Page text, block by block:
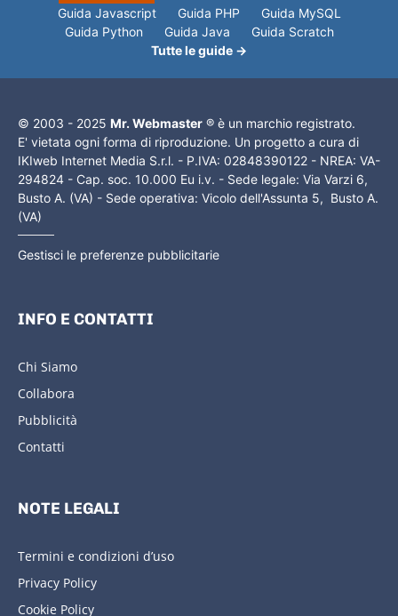
Guida Javascript
Guida PHP
Guida MySQL
Guida Python
Guida Java
Guida Scratch
Tutte le guide →
© 2003 - 2025 Mr. Webmaster ® è un marchio registrato.
E' vietata ogni forma di riproduzione. Un progetto a cura di
IKIweb Internet Media S.r.l. - P.IVA: 02848390122 - NREA: VA-
294824 - Cap. soc. 10.000 Eu i.v. - Sede legale: Via Varzi 6,
Busto A. (VA) - Sede operativa: Vicolo dell'Assunta 5, Busto A.
(VA)
Gestisci le preferenze pubblicitarie
INFO E CONTATTI
Chi Siamo
Collabora
Pubblicità
Contatti
NOTE LEGALI
Termini e condizioni d’uso
Privacy Policy
Cookie Policy